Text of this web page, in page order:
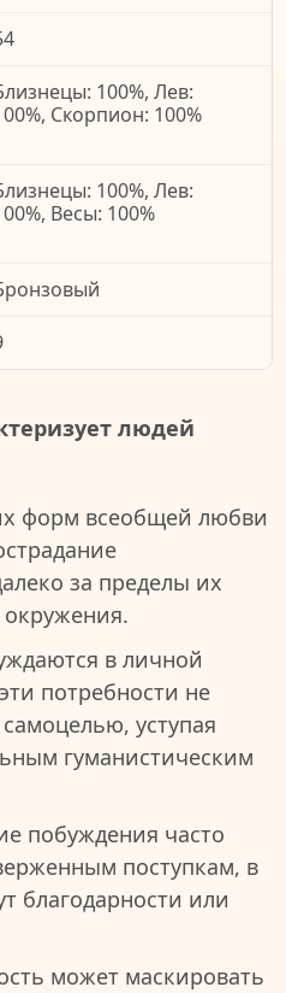
100%, Лев:
Скорпион: 100%
100%, Лев:
Весы: 100%
людей
форм всеобщей любви
за пределы их
окружения.
в личной
потребности не
уступая
гуманистическим
побуждения часто
поступкам, в
благодарности или
может маскировать